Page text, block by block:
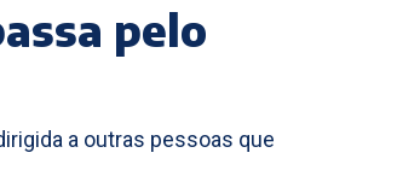
pelo
a outras pessoas que